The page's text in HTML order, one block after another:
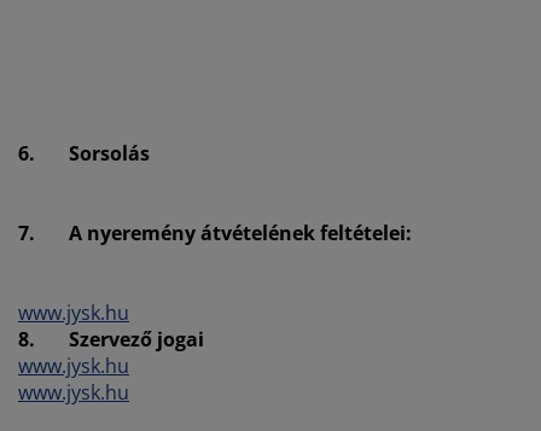
6. Sorsolás
7. A nyeremény átvételének feltételei:
www.jysk.hu
8. Szervező jogai
www.jysk.hu
www.jysk.hu